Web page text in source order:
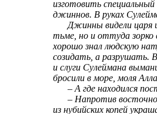
изготовить
джиннов. В руках
Джинны видели царя
тьме, но и оттуда зорко
хорошо знал людскую
созидать, а разрушать.
и слуги Сулеймана
бросили в море, моля
– А где находился
– Напротив
из нубийских копей